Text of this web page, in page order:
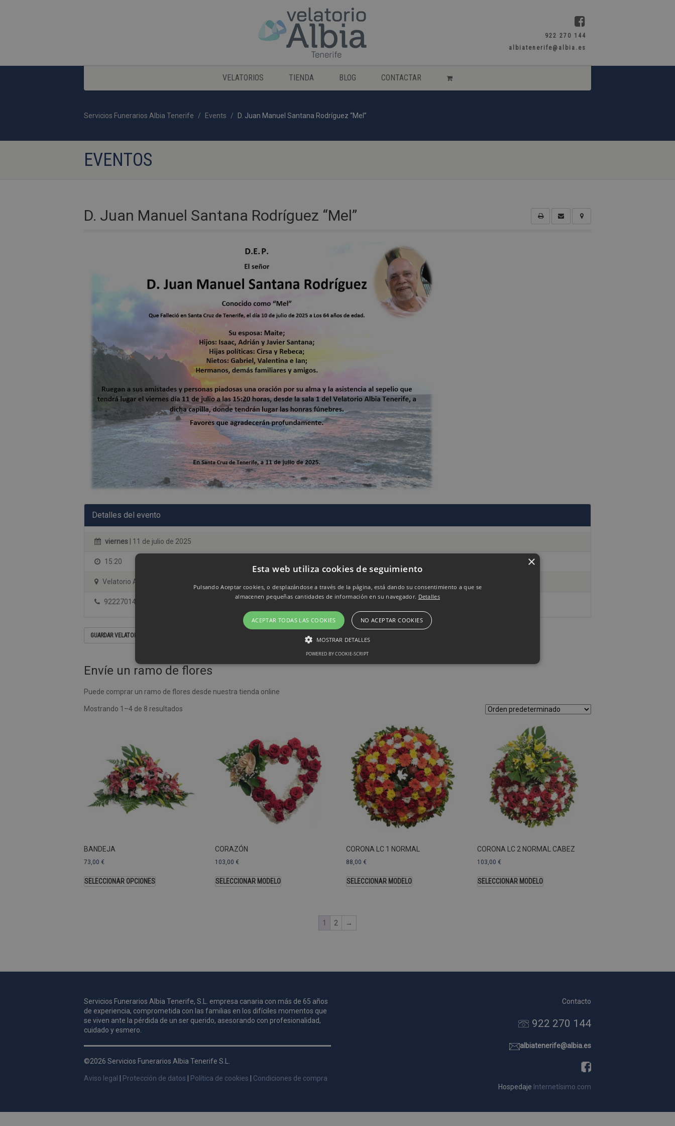
922 270 144
albiatenerife@albia.es
VELATORIOS TIENDA BLOG CONTACTAR
Servicios Funerarios Albia Tenerife Events D. Juan Manuel Santana Rodríguez “Mel”
EVENTOS
D. Juan Manuel Santana Rodríguez “Mel”
Detalles del evento
viernes | 11 de julio de 2025
15:20
Velatorio Albia Tenerife - sala 1
922270144
GUARDAR VELATORIO EN SU CALENDARIO
Envíe un ramo de flores
Puede comprar un ramo de flores desde nuestra tienda online
Mostrando 1–4 de 8 resultados
BANDEJA
73,00 €
SELECCIONAR OPCIONES
CORAZÓN
103,00 €
SELECCIONAR MODELO
CORONA LC 1 NORMAL
88,00 €
SELECCIONAR MODELO
CORONA LC 2 NORMAL CABEZ
103,00 €
SELECCIONAR MODELO
1 2 →
Servicios Funerarios Albia Tenerife, S.L. empresa canaria con más de 65 años
de experiencia, comprometida con las familias en los difíciles momentos que
se viven ante la pérdida de un ser querido, asesorando con profesionalidad,
cuidado y esmero.
©2026 Servicios Funerarios Albia Tenerife S.L.
Aviso legal | Protección de datos | Política de cookies | Condiciones de compra
Contacto
922 270 144
albiatenerife@albia.es
Hospedaje Internetísimo.com
Esta web utiliza cookies de seguimiento
Pulsando Aceptar cookies, o desplazándose a través de la página, está dando su consentimiento a que se
almacenen pequeñas cantidades de información en su navegador. Detalles
ACEPTAR TODAS LAS COOKIES NO ACEPTAR COOKIES
MOSTRAR DETALLES
Las cookies de rendimiento se utilizan para ver cómo los visitantes usan el sitio web, por ejemplo. cookies analíticas Esas cookies no se pueden
usar para identificar directamente a cierto visitante.
Este nombre de cookie está asociado con Google Universal Analytics, que es
una actualización significativa del servicio de análisis de Google más utilizado.
Esta cookie se utiliza para distinguir usuarios únicos asignando un número
generado aleatoriamente como identificador de cliente. Se incluye en cada
solicitud de página de un sitio y se utiliza para calcular los datos de visitantes,
sesiones y campañas para los informes de análisis de sitios. De forma
predeterminada, caduca después de 2 años, aunque los propietarios de sitios
web pueden personalizarlo.
Dominio Vencimiento
POWERED BY COOKIE-SCRIPT
×